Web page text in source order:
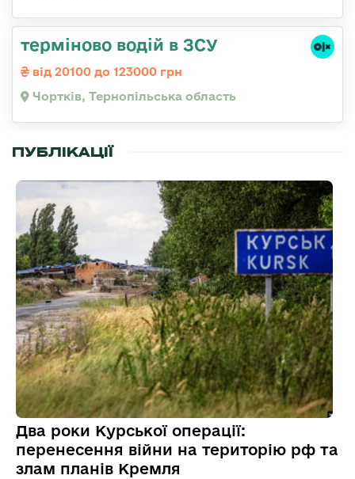
терміново водій в ЗСУ
від 20100 до 123000 грн
Чортків, Тернопільська область
ПУБЛІКАЦІЇ
Два роки Курської операції:
перенесення війни на територію рф та
злам планів Кремля